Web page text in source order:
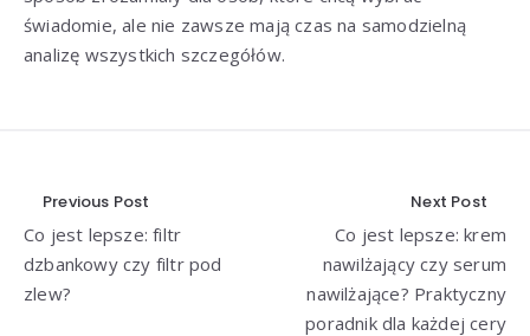
świadomie, ale nie zawsze mają czas na samodzielną
analizę wszystkich szczegółów.
Nawigacja
wpisu
Previous Post
Co jest lepsze: filtr
dzbankowy czy filtr pod
zlew?
Next Post
Co jest lepsze: krem
nawilżający czy serum
nawilżające? Praktyczny
poradnik dla każdej cery